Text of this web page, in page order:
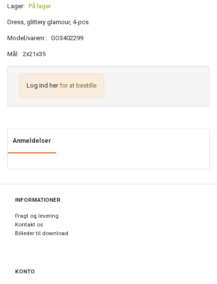
Lager: På lager
Dress, glittery glamour, 4-pcs.
Model/varenr.: GO3402299
Mål: 2x21x35
Log ind herfor at bestille
Anmeldelser
INFORMATIONER
Fragt og levering
Kontakt os
Billeder til download
KONTO